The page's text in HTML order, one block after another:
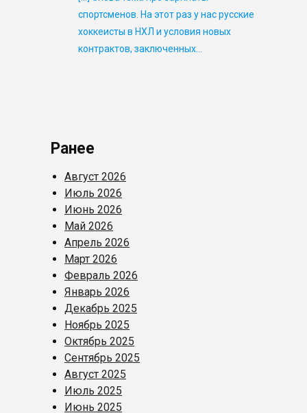
спортсменов. На этот раз у нас русские
хоккеисты в НХЛ и условия новых
контрактов, заключенных…
Ранее
Август 2026
Июль 2026
Июнь 2026
Май 2026
Апрель 2026
Март 2026
Февраль 2026
Январь 2026
Декабрь 2025
Ноябрь 2025
Октябрь 2025
Сентябрь 2025
Август 2025
Июль 2025
Июнь 2025